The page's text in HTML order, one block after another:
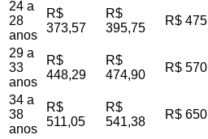
24 a
28
anos
R$
373,57
R$
395,75
R$
29 a
33
anos
R$
448,29
R$
474,90
R$
34 a
38
anos
R$
511,05
R$
541,38
R$